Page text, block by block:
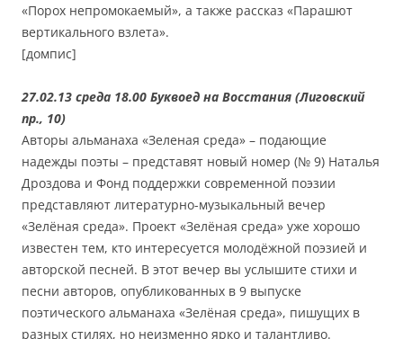
«Порох непромокаемый», а также рассказ «Парашют
вертикального взлета».
[домпис]
27.02.13 среда 18.00 Буквоед на Восстания (Лиговский
пр., 10)
Авторы альманаха «Зеленая среда» – подающие
надежды поэты – представят новый номер (№ 9) Наталья
Дроздова и Фонд поддержки современной поэзии
представляют литературно-музыкальный вечер
«Зелёная среда». Проект «Зелёная среда» уже хорошо
известен тем, кто интересуется молодёжной поэзией и
авторской песней. В этот вечер вы услышите стихи и
песни авторов, опубликованных в 9 выпуске
поэтического альманаха «Зелёная среда», пишущих в
разных стилях, но неизменно ярко и талантливо.